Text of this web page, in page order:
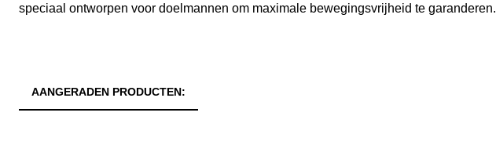
speciaal ontworpen voor doelmannen om maximale bewegingsvrijheid te garanderen.
AANGERADEN PRODUCTEN: